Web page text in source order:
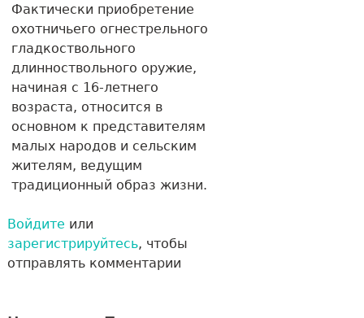
Фактически приобретение
охотничьего огнестрельного
гладкоствольного
длинноствольного оружие,
начиная с 16-летнего
возраста, относится в
основном к представителям
малых народов и сельским
жителям, ведущим
традиционный образ жизни.
Войдите или
зарегистрируйтесь, чтобы
отправлять комментарии